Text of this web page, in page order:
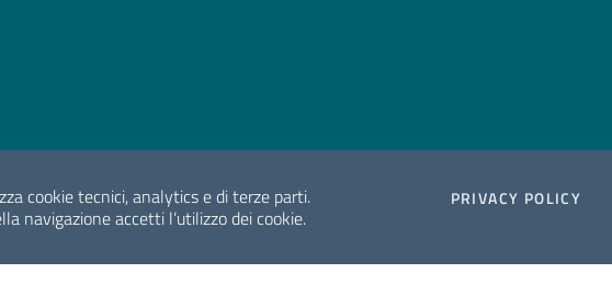
cookie tecnici, analytics e di terze parti.
navigazione accetti l’utilizzo dei cookie.
PRIVACY POLICY
sito